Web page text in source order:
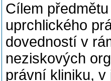
Cílem
uprchlického
dovedností v
neziskových
právní kliniku,